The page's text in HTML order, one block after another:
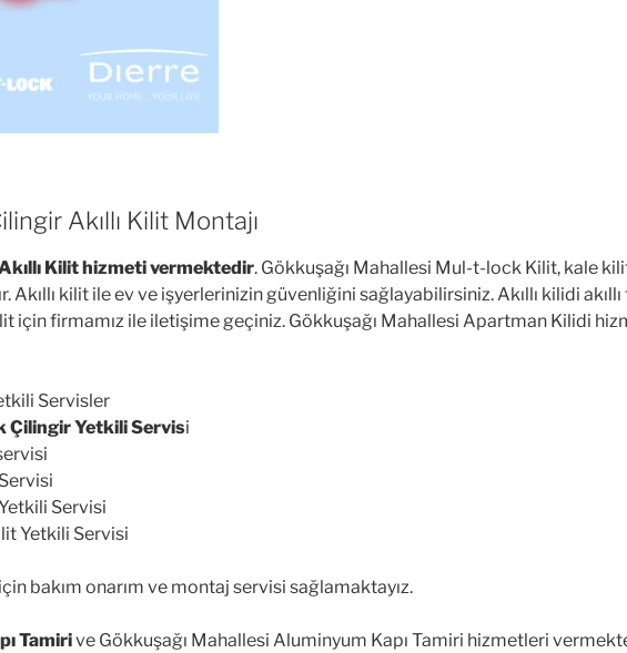
Akıllı Kilit Montajı
Kilit hizmeti vermektedir. Gökkuşağı Mahallesi Mul-t-lock Kilit, kale
kilit ile ev ve işyerlerinizin güvenliğini sağlayabilirsiniz. Akıllı kilidi
için firmamız ile iletişime geçiniz. Gökkuşağı Mahallesi Apartman Kilidi
Servisler
Çilingir Yetkili Servisi
Servisi
Yetkili Servisi
bakım onarım ve montaj servisi sağlamaktayız.
Tamirive Gökkuşağı Mahallesi Aluminyum Kapı Tamiri hizmetleri